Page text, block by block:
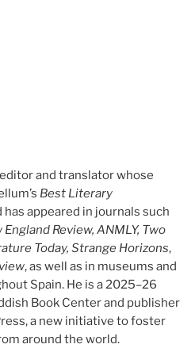
and translator whose
Best Literary
has appeared in journals such
Review, ANMLY, Two
Today, Strange Horizons,
, as well as in museums and
Spain. He is a 2025–26
Book Center and publisher
a new initiative to foster
around the world.